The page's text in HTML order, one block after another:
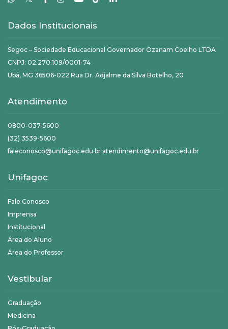
Dados Institucionais
Segoc – Sociedade Educacional Governador Ozanam Coelho LTDA
CNPJ: 02.270.109/0001-74
Ubá, MG 36506-022 Rua Dr. Adjalme da Silva Botelho, 20
Atendimento
0800-037-5600
(32) 3539-5600
faleconosco@unifagoc.edu.br atendimento@unifagoc.edu.br
Unifagoc
Fale Conosco
Imprensa
Institucional
Área do Aluno
Área do Professor
Vestibular
Graduação
Medicina